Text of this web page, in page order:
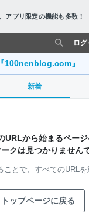
アプリ限定の機能も多数！
ロ
『100nenblog.com』
新着
URLから始まるペー
クは見つかりません
とで、 すべてのURL
トップページに戻る